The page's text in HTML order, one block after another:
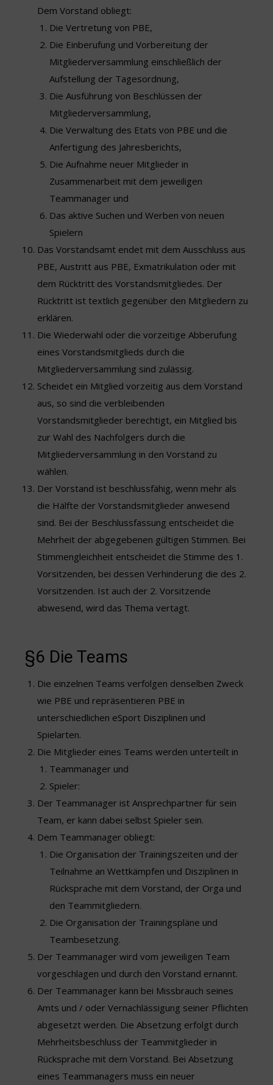
Dem Vorstand obliegt:
Die Vertretung von PBE,
Die Einberufung und Vorbereitung der
Mitgliederversammlung einschließlich der
Aufstellung der Tagesordnung,
Die Ausführung von Beschlüssen der
Mitgliederversammlung,
Die Verwaltung des Etats von PBE und die
Anfertigung des Jahresberichts,
Die Aufnahme neuer Mitglieder in
Zusammenarbeit mit dem jeweiligen
Teammanager und
Das aktive Suchen und Werben von neuen
Spielern
Das Vorstandsamt endet mit dem Ausschluss aus
PBE, Austritt aus PBE, Exmatrikulation oder mit
dem Rücktritt des Vorstandsmitgliedes. Der
Rücktritt ist textlich gegenüber den Mitgliedern zu
erklären.
Die Wiederwahl oder die vorzeitige Abberufung
eines Vorstandsmitglieds durch die
Mitgliederversammlung sind zulässig.
Scheidet ein Mitglied vorzeitig aus dem Vorstand
aus, so sind die verbleibenden
Vorstandsmitglieder berechtigt, ein Mitglied bis
zur Wahl des Nachfolgers durch die
Mitgliederversammlung in den Vorstand zu
wählen.
Der Vorstand ist beschlussfähig, wenn mehr als
die Hälfte der Vorstandsmitglieder anwesend
sind. Bei der Beschlussfassung entscheidet die
Mehrheit der abgegebenen gültigen Stimmen. Bei
Stimmengleichheit entscheidet die Stimme des 1.
Vorsitzenden, bei dessen Verhinderung die des 2.
Vorsitzenden. Ist auch der 2. Vorsitzende
abwesend, wird das Thema vertagt.
§6 Die Teams
Die einzelnen Teams verfolgen denselben Zweck
wie PBE und repräsentieren PBE in
unterschiedlichen eSport Disziplinen und
Spielarten.
Die Mitglieder eines Teams werden unterteilt in
Teammanager und
Spieler:
Der Teammanager ist Ansprechpartner für sein
Team, er kann dabei selbst Spieler sein.
Dem Teammanager obliegt:
Die Organisation der Trainingszeiten und der
Teilnahme an Wettkämpfen und Disziplinen in
Rücksprache mit dem Vorstand, der Orga und
den Teammitgliedern.
Die Organisation der Trainingspläne und
Teambesetzung.
Der Teammanager wird vom jeweiligen Team
vorgeschlagen und durch den Vorstand ernannt.
Der Teammanager kann bei Missbrauch seines
Amts und / oder Vernachlässigung seiner Pflichten
abgesetzt werden. Die Absetzung erfolgt durch
Mehrheitsbeschluss der Teammitglieder in
Rücksprache mit dem Vorstand. Bei Absetzung
eines Teammanagers muss ein neuer